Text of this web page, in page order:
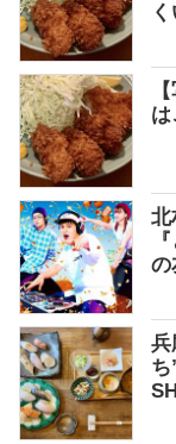
は
北
の
兵